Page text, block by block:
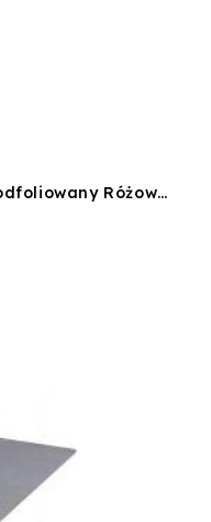
Weber & Weber - Podkład Podfoliowany Różowy - 60x50